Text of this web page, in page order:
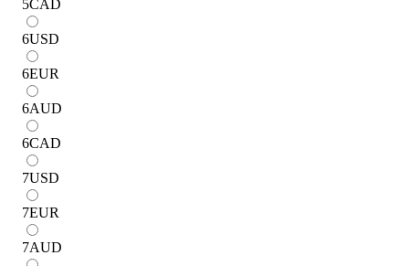
5CAD
6USD
6EUR
6AUD
6CAD
7USD
7EUR
7AUD